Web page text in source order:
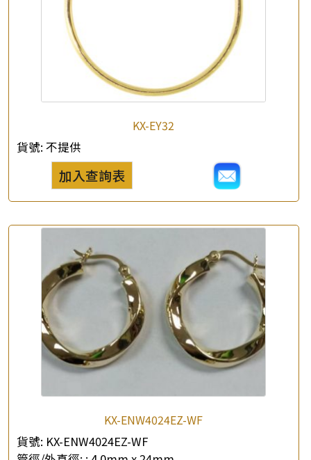
KX-EY32
貨號: 不提供
加入查詢表
KX-ENW4024EZ-WF
貨號: KX-ENW4024EZ-WF